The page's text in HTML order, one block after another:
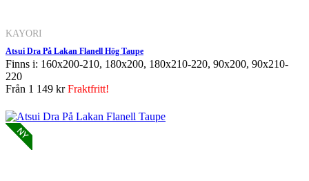
KAYORI
Atsui Dra På Lakan Flanell Hög Taupe
Finns i: 160x200-210, 180x200, 180x210-220, 90x200, 90x210-
220
Från 1 149 krFraktfritt!